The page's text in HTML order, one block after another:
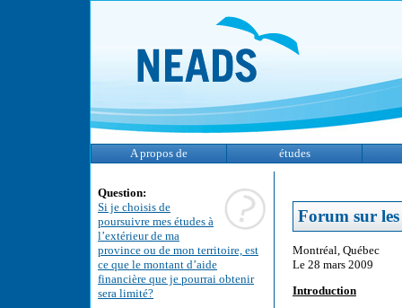
A propos de études
Question:
Si je choisis de
poursuivre mes études à
l’extérieur de ma
province ou de mon territoire, est
ce que le montant d’aide
financière que je pourrai obtenir
sera limité?
Forum sur
Montréal, Québec
Le 28 mars 2009
Introduction